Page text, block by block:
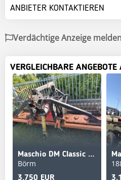
ANBIETER KONTAKTIEREN
Verdächtige Anzeige
VERGLEICHBARE ANGEBOTE
Maschio DM Classic 3000
Börm
3.750 EUR